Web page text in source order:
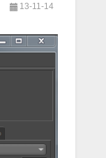
13-11-14